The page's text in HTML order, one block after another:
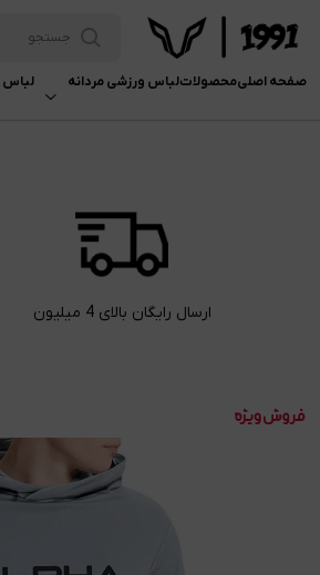
صفحه اصلیمحصولاتلباس ورزشی مردانه لباس
ارسال رایگان بالای 4 میلیون